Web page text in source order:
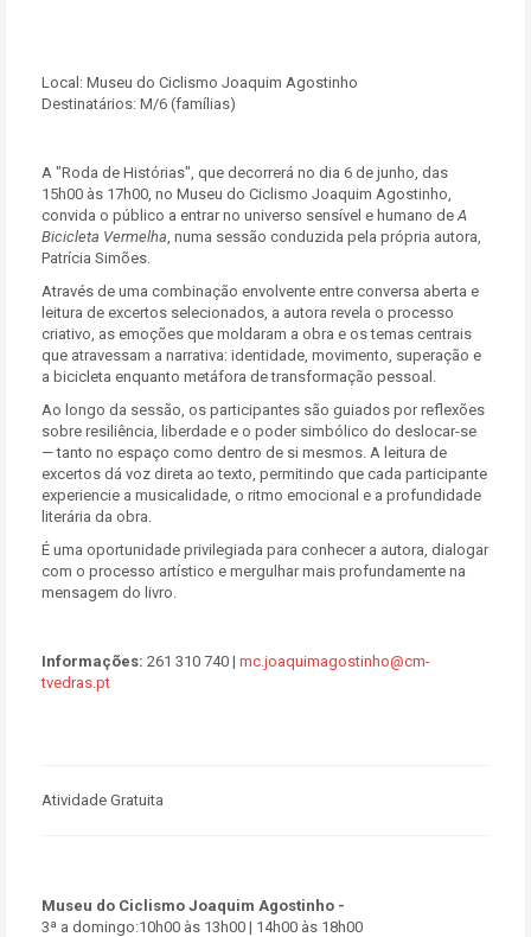
Local: Museu do Ciclismo Joaquim Agostinho
Destinatários: M/6 (famílias)
A "Roda de Histórias", que decorrerá no dia 6 de junho, das
15h00 às 17h00, no Museu do Ciclismo Joaquim Agostinho,
convida o público a entrar no universo sensível e humano deA
Bicicleta Vermelha, numa sessão conduzida pela própria autora,
Patrícia Simões.
Através de uma combinação envolvente entre conversa aberta e
leitura de excertos selecionados, a autora revela o processo
criativo, as emoções que moldaram a obra e os temas centrais
que atravessam a narrativa: identidade, movimento, superação e
a bicicleta enquanto metáfora de transformação pessoal.
Ao longo da sessão, os participantes são guiados por reflexões
sobre resiliência, liberdade e o poder simbólico do deslocar-se
— tanto no espaço como dentro de si mesmos. A leitura de
excertos dá voz direta ao texto, permitindo que cada participante
experiencie a musicalidade, o ritmo emocional e a profundidade
literária da obra.
É uma oportunidade privilegiada para conhecer a autora, dialogar
com o processo artístico e mergulhar mais profundamente na
mensagem do livro.
Informações: 261 310 740 | mc.joaquimagostinho@cm-
tvedras.pt
Atividade Gratuita
Museu do Ciclismo Joaquim Agostinho -
3ª a domingo:10h00 às 13h00 | 14h00 às 18h00